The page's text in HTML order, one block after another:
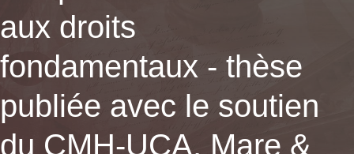
aux droits
fondamentaux - thèse
publiée avec le soutien
du CMH-UCA, Mare &